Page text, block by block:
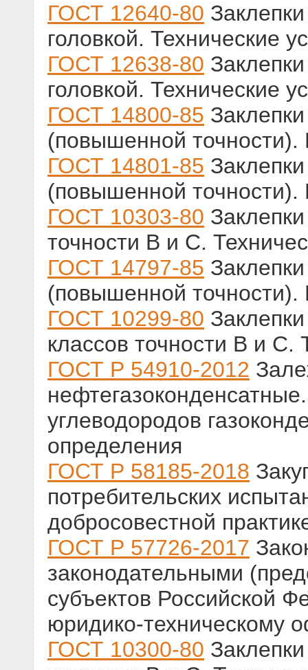
ГОСТ 12640-80
головкой. Технические
ГОСТ 12638-80
головкой. Технические
ГОСТ 14800-85
(повышенной точности).
ГОСТ 14801-85
(повышенной точности).
ГОСТ 10303-80
точности В и С.
ГОСТ 14797-85
(повышенной точности).
ГОСТ 10299-80
классов точности В и С.
ГОСТ Р 54910-2012
углеводородов
определения
ГОСТ Р 58185-2018
потребительских
добросовестной
ГОСТ Р 57726-2017
законодательными
субъектов Российской
юридико-техническому
ГОСТ 10300-80